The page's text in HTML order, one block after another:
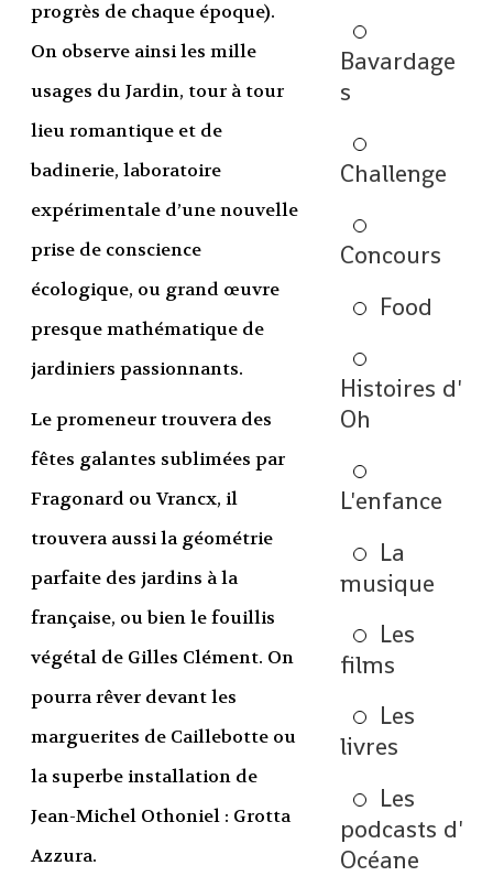
progrès de chaque époque).
On observe ainsi les mille
usages du Jardin, tour à tour
lieu romantique et de
badinerie, laboratoire
expérimentale d’une nouvelle
prise de conscience
écologique, ou grand œuvre
presque mathématique de
jardiniers passionnants.
Le promeneur trouvera des
fêtes galantes sublimées par
Fragonard ou Vrancx, il
trouvera aussi la géométrie
parfaite des jardins à la
française, ou bien le fouillis
végétal de Gilles Clément. On
pourra rêver devant les
marguerites de Caillebotte ou
la superbe installation de
Jean-Michel Othoniel : Grotta
Azzura.
Bavardage
s
Challenge
Concours
Food
Histoires d'
Oh
L'enfance
La
musique
Les
films
Les
livres
Les
podcasts d'
Océane